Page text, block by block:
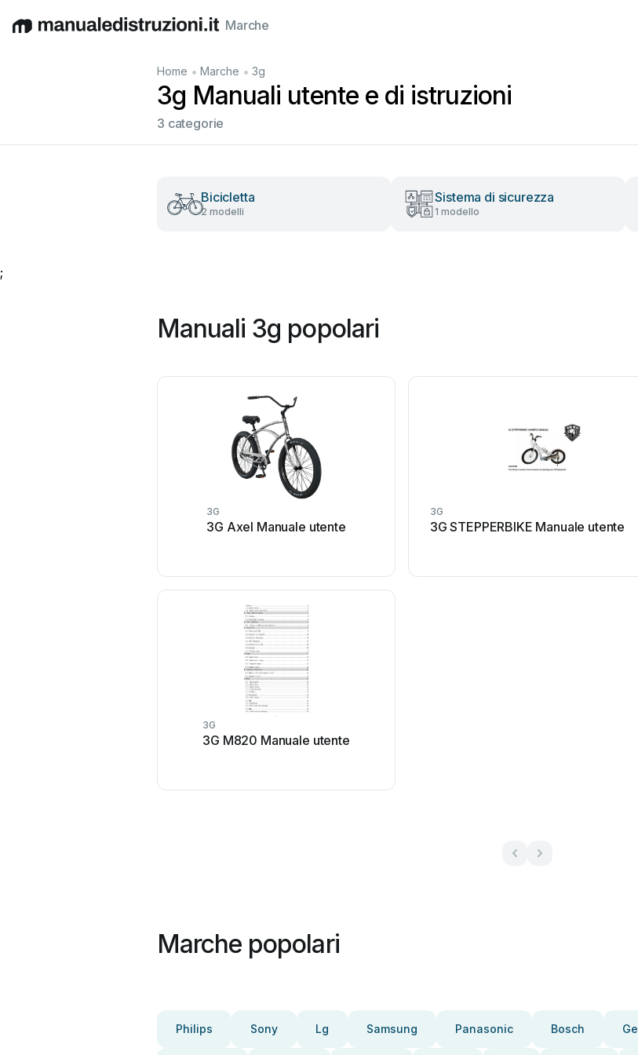
EnglishDeutschEspañol Italiano Français
Marche
Home • Marche • 3g
3g Manuali utente e di istruzioni
3 categorie
Bicicletta
2 modelli
Sistema di sicurezza
1 modello
;
Manuali 3g popolari
3G
3G Axel Manuale utente
3G
3G STEPPERBIKE Manuale utente
3G
3G M820 Manuale utente
Marche popolari
Philips Sony Lg Samsung Panasonic Bosch Ge